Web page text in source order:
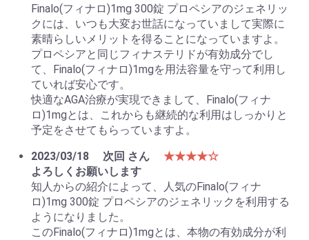
Finalo(フィナロ)1mg 300錠 プロペシアのジェネリッ
クには、いつも大変お世話になっていまして実際に
素晴らしいメリットを得ることになっていますよ。
プロペシアと同じフィナステリドが有効成分でし
て、Finalo(フィナロ)1mgを用法容量を守って利用し
ていれば安心です。
快適なAGA治療が実現できまして、Finalo(フィナ
ロ)1mgとは、これからも継続的な利用はしっかりと
予定をさせてもらっていますよ。
2023/03/18
次回 さん
★★★★☆
よろしくお願いします
知人からの紹介によって、人気のFinalo(フィナ
ロ)1mg 300錠 プロペシアのジェネリックを利用する
ようになりました。
このFinalo(フィナロ)1mgとは、本物の有効成分が利